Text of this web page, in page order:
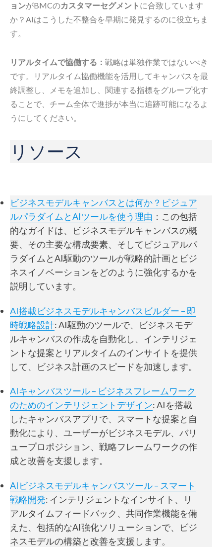
ョンがBMCのカスタマーセグメント に合致しています
か？AIはこうした不整合を早期に発見するのに役立ちま
す。
リアルタイムで協働する： 戦略は単独作業ではないべき
です。リアルタイム協働機能を活用してキャンバスを最
終調整し、メモを追加し、関連する指標をグループ化す
ることで、チーム全体で進捗が本当に追跡可能になるよ
うにしてください。
リソース
ビジネスモデルキャンバスとは何か？ビジュア
ルパラダイムとAIツールを使う理由 ：この包括
的なガイドは、ビジネスモデルキャンバスの概
要、その主要な構成要素、そしてビジュアルパ
ラダイムとAI駆動のツールが戦略的計画とビジ
ネスイノベーションをどのように強化するかを
説明しています。
AI搭載ビジネスモデルキャンバスビルダー – 即
時戦略設計: AI駆動のツールで、ビジネスモデ
ルキャンバスの作成を自動化し、インテリジェ
ントな提案とリアルタイムのインサイトを提供
して、ビジネス計画のスピードを加速します。
AIキャンバスツール – ビジネスフレームワーク
のためのインテリジェントデザイン: AIを搭載
したキャンバスアプリで、スマートな提案と自
動化により、ユーザーがビジネスモデル、バリ
ュープロポジション、戦略フレームワークの作
成と改善を支援します。
AIビジネスモデルキャンバスツール – スマート
戦略開発: インテリジェントなインサイト、リ
アルタイムフィードバック、共同作業機能を備
えた、包括的なAI強化ソリューションで、ビジ
ネスモデルの構築と改善を支援します。